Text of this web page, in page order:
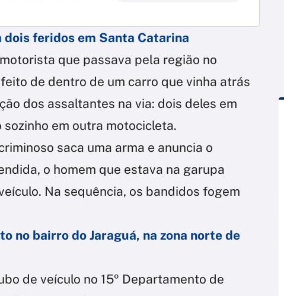
feridos em Santa Catarina
que passava pela região no
de dentro de um carro que vinha atrás
dos assaltantes na via: dois deles em
em outra motocicleta.
saca uma arma e anuncia o
o homem que estava na garupa
Na sequência, os bandidos fogem
no bairro do Jaraguá, na zona norte de
de veículo no 15º Departamento de